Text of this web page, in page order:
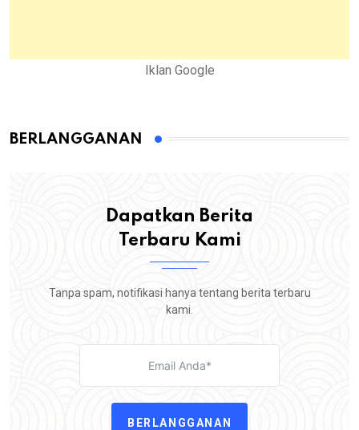
Iklan Google
BERLANGGANAN
Dapatkan Berita
Terbaru Kami
Tanpa spam, notifikasi hanya tentang berita terbaru
kami.
BERLANGGANAN